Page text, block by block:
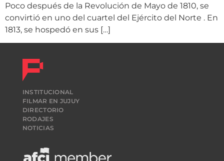
Poco después de la Revolución de Mayo de 1810, se
convirtió en uno del cuartel del Ejército del Norte . En
1813, se hospedó en sus […]
INSTITUCIONAL
FILMAR EN JUJUY
DIRECTORIO
RODAJES
NOTICIAS